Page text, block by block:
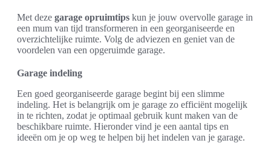
Met deze garage opruimtips kun je jouw overvolle garage in
een mum van tijd transformeren in een georganiseerde en
overzichtelijke ruimte. Volg de adviezen en geniet van de
voordelen van een opgeruimde garage.
Garage indeling
Een goed georganiseerde garage begint bij een slimme
indeling. Het is belangrijk om je garage zo efficiënt mogelijk
in te richten, zodat je optimaal gebruik kunt maken van de
beschikbare ruimte. Hieronder vind je een aantal tips en
ideeën om je op weg te helpen bij het indelen van je garage.